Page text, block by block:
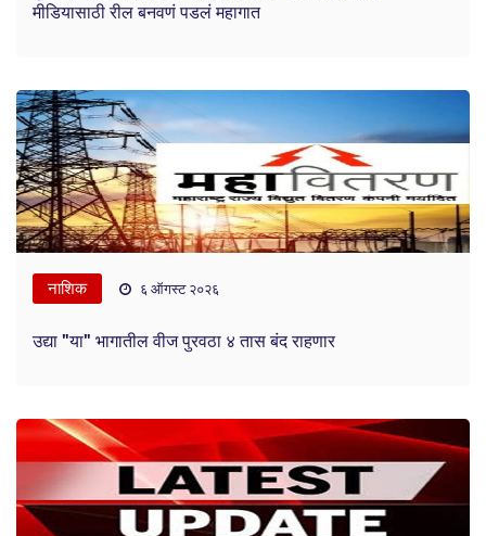
मीडियासाठी रील बनवणं पडलं महागात
नाशिक ६ ऑगस्ट २०२६
उद्या "या" भागातील वीज पुरवठा ४ तास बंद राहणार